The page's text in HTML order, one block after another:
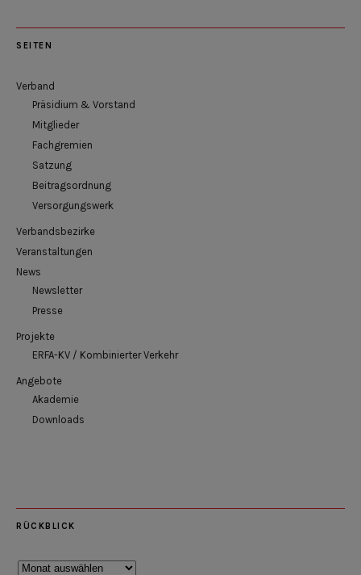
SEITEN
Verband
Präsidium & Vorstand
Mitglieder
Fachgremien
Satzung
Beitragsordnung
Versorgungswerk
Verbandsbezirke
Veranstaltungen
News
Newsletter
Presse
Projekte
ERFA-KV / Kombinierter Verkehr
Angebote
Akademie
Downloads
RÜCKBLICK
Rückblick